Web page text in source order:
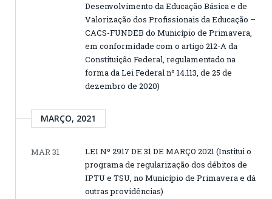
Desenvolvimento da Educação Básica e de
Valorização dos Profissionais da Educação –
CACS-FUNDEB do Município de Primavera,
em conformidade com o artigo 212-A da
Constituição Federal, regulamentado na
forma da Lei Federal nº 14.113, de 25 de
dezembro de 2020)
MARÇO, 2021
MAR 31
LEI Nº 2917 DE 31 DE MARÇO 2021 (Institui o
programa de regularização dos débitos de
IPTU e TSU, no Município de Primavera e dá
outras providências)